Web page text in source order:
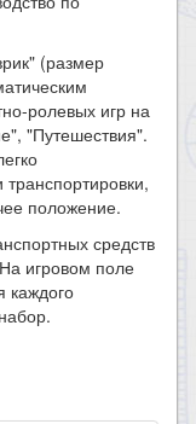
(размер
ролевых игр на
"Путешествия".
положение.
средств
игровом поле
каждого